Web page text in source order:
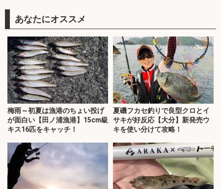
あなたにオススメ
梅雨～初夏は漁港のちょい投げ
が面白い【田ノ浦漁港】15cm級
キス16匹をキャッチ！
夏磯フカセ釣りで良型クロとイ
サキが好反応【大分】新発売ウ
キを使い分けて攻略！